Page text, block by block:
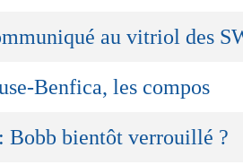
au vitriol des
Benfica, les compos
: Bobb bientôt verrouillé ?